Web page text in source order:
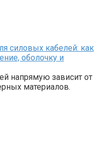
силовых кабелей: как
оболочку и
напрямую зависит от
материалов.